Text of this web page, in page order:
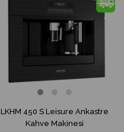
LKHM 450 S Leisure Ankastre
Kahve Makinesi